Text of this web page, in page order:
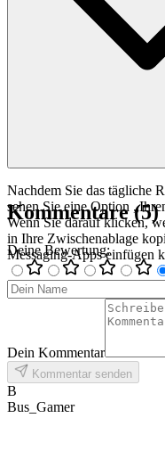
Nachdem Sie das tägliche
sehen Sie eine Option
Wenn Sie darauf klicken,
in Ihre Zwischenablage
Messaging-Apps einfügen
Kommentare(5)
Deine Bewertung:
Dein Kommentar
Kommentar senden
B
Bus_Gamer